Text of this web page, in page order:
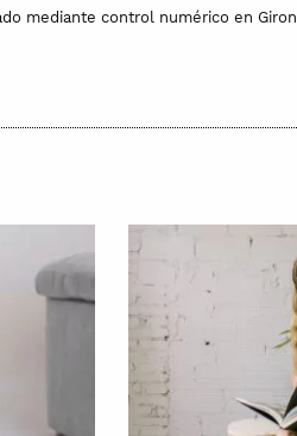
mediante control numérico en